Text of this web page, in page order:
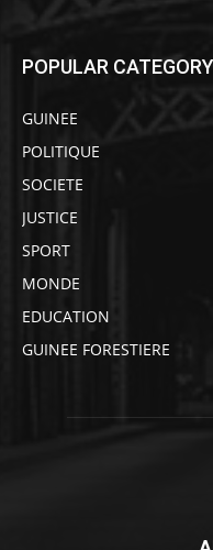
POPULAR CATEGORY
GUINEE
POLITIQUE
SOCIETE
JUSTICE
SPORT
MONDE
EDUCATION
GUINEE FORESTIERE